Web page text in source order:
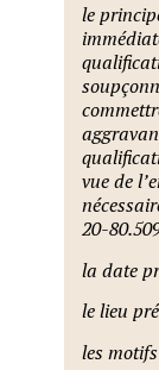
le
vue de
20-
la date
le lieu
les